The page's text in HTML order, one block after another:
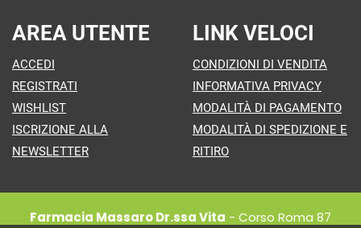
AREA UTENTE
ACCEDI
REGISTRATI
WISHLIST
ISCRIZIONE ALLA
NEWSLETTER
LINK VELOCI
CONDIZIONI DI VENDITA
INFORMATIVA PRIVACY
MODALITÀ DI PAGAMENTO
MODALITÀ DI SPEDIZIONE E
RITIRO
Farmacia Massaro Dr.ssa Vita - Corso Roma 87